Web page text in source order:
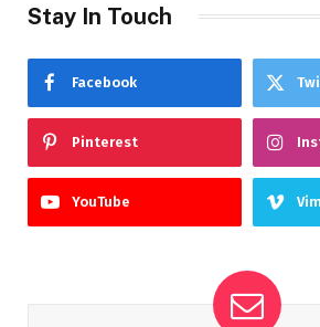
Stay In Touch
Facebook
Pinterest
YouTube